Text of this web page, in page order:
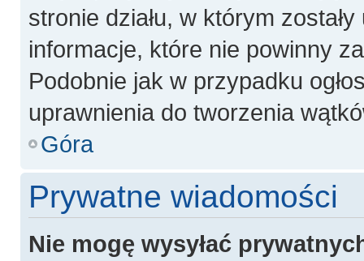
stronie działu, w którym
informacje, które nie powinny
Podobnie jak w przypadku
uprawnienia do tworzenia
Góra
Prywatne wiadomości
Nie mogę wysyłać